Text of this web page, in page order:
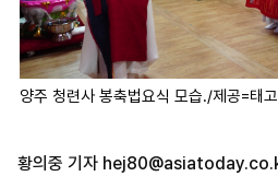
양주 청련사 봉축법요식 모습./제공=태
황의중 기자